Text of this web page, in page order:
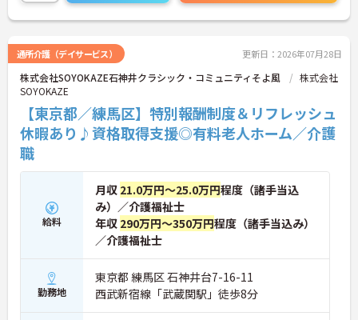
下さい。
通所介護（デイサービス） 更新日：2026年07月28日
株式会社SOYOKAZE石神井クラシック・コミュニティそよ風
株式会社
SOYOKAZE
【東京都／練馬区】特別報酬制度＆リフレッシュ
休暇あり♪資格取得支援◎有料老人ホーム／介護
職
給料
月収 21.0万円～25.0万円程度（諸手当込
み）／介護福祉士
年収 290万円～350万円程度（諸手当込み）
／介護福祉士
勤務地
東京都 練馬区 石神井台7-16-11
西武新宿線「武蔵関駅」徒歩8分